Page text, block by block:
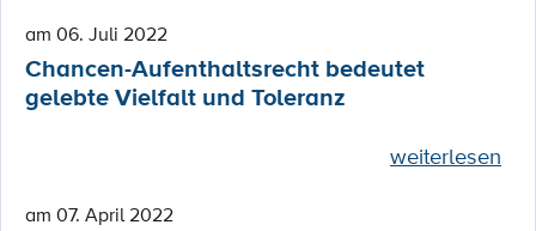
am 06. Juli 2022
Chancen-Aufenthaltsrecht bedeutet
gelebte Vielfalt und Toleranz
weiterlesen
am 07. April 2022